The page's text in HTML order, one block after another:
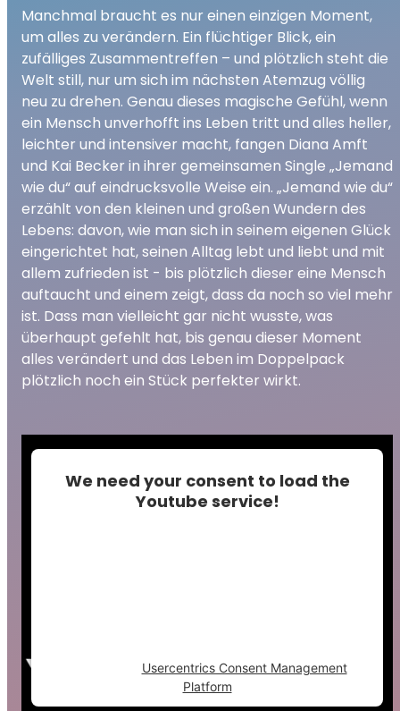
Manchmal braucht es nur einen einzigen Moment,
um alles zu verändern. Ein flüchtiger Blick, ein
zufälliges Zusammentreffen – und plötzlich steht die
Welt still, nur um sich im nächsten Atemzug völlig
neu zu drehen. Genau dieses magische Gefühl, wenn
ein Mensch unverhofft ins Leben tritt und alles heller,
leichter und intensiver macht, fangen Diana Amft
und Kai Becker in ihrer gemeinsamen Single „Jemand
wie du“ auf eindrucksvolle Weise ein. „Jemand wie du“
erzählt von den kleinen und großen Wundern des
Lebens: davon, wie man sich in seinem eigenen Glück
eingerichtet hat, seinen Alltag lebt und liebt und mit
allem zufrieden ist - bis plötzlich dieser eine Mensch
auftaucht und einem zeigt, dass da noch so viel mehr
ist. Dass man vielleicht gar nicht wusste, was
überhaupt gefehlt hat, bis genau dieser Moment
alles verändert und das Leben im Doppelpack
plötzlich noch ein Stück perfekter wirkt.
We need your consent to load the
Youtube service!
Usercentrics Consent Management
Platform